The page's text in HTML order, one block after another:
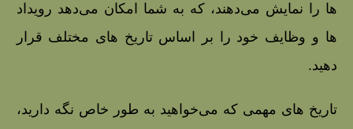
ها را نمایش می‌دهند، که به شما امکان می‌دهد رویداد
ها و وظایف خود را بر اساس تاریخ‌ های مختلف قرار
دهید.
تاریخ‌ های مهمی که می‌خواهید به طور خاص نگه دارید،